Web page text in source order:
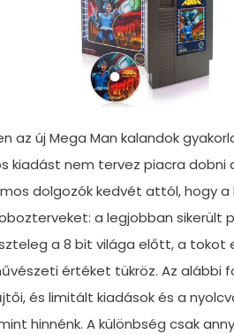
az új Mega Man kalandok
kiadást nem tervez piacra dobni
dolgozók kedvét attól, hogy a
a legjobban sikerült
a 8 bit világa előtt, a
értéket tükröz. Az
és limitált kiadások és a
hinnénk. A különbség csak